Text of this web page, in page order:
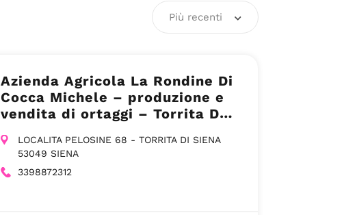
Più recenti
Azienda Agricola La Rondine Di
Cocca Michele – produzione e
vendita di ortaggi – Torrita Di
LOCALITA PELOSINE 68 - TORRITA DI SIENA
53049 SIENA
3398872312